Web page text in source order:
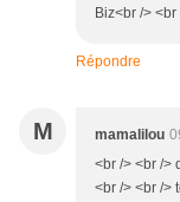
Biz<br />
Répondre
M mamalilou
<br /> <br />
<br /> <br />